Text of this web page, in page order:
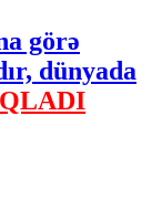
görə
dünyada